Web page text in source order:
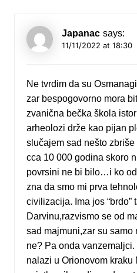
Japanac says:
11/11/2022 at 18:30
Ne tvrdim da su
zar bespogovorno mora
zvanična bečka škola
arheolozi drže kao pijan
slučajem sad nešto
cca 10 000 godina skoro
povrsini ne bi bilo…i ko
zna da smo mi prva
civilizacija. Ima jos “brdo”
Darvinu,razvismo se od
sad majmuni,zar su
ne? Pa onda
nalazi u Orionovom kraku